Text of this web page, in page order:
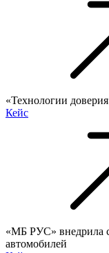
«Технологии
Кейс
«МБ РУС» внедрила
автомобилей